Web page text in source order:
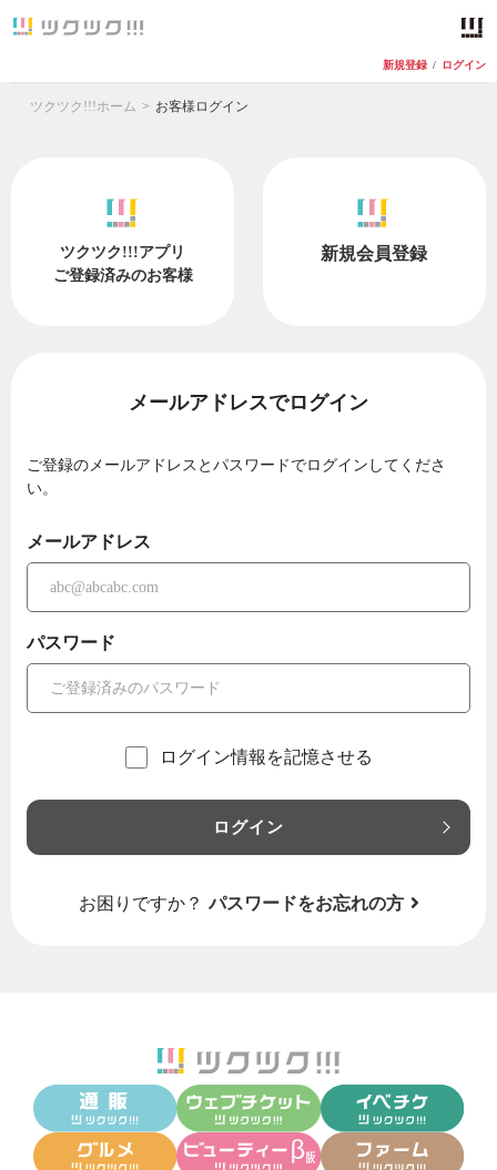
新規登録 / ログイン
ツクツク!!!ホーム お客様ログイン
ツクツク!!!アプリ
ご登録済みのお客様
新規会員登録
メールアドレスでログイン
ご登録のメールアドレスとパスワードでログインしてくださ
い。
メールアドレス
パスワード
ログイン情報を記憶させる
ログイン
お困りですか？ パスワードをお忘れの方